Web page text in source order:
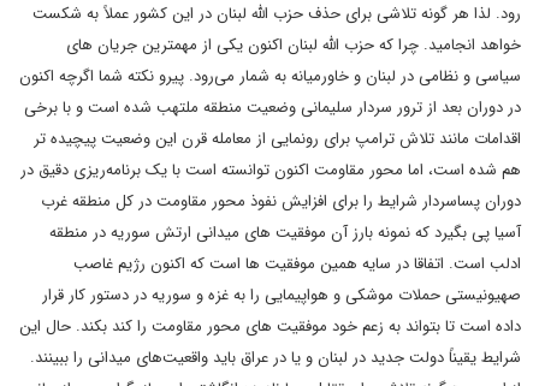
رود. لذا هر گونه تلاشی برای حذف حزب الله لبنان در این کشور عملاً به شکست
خواهد انجامید. چرا که حزب الله لبنان اکنون یکی از مهمترین جریان های
سیاسی و نظامی در لبنان و خاورمیانه به شمار می‌رود. پیرو نکته شما اگرچه اکنون
در دوران بعد از ترور سردار سلیمانی وضعیت منطقه ملتهب شده است و با برخی
اقدامات مانند تلاش ترامپ برای رونمایی از معامله قرن این وضعیت پیچیده تر
هم شده است، اما محور مقاومت اکنون توانسته است با یک برنامه‌ریزی دقیق در
دوران پساسردار شرایط را برای افزایش نفوذ محور مقاومت در کل منطقه غرب
آسیا پی بگیرد که نمونه بارز آن موفقیت های میدانی ارتش سوریه در منطقه
ادلب است. اتفاقا در سایه همین موفقیت ها است که اکنون رژیم غاصب
صهیونیستی حملات موشکی و هواپیمایی را به غزه و سوریه در دستور کار قرار
داده است تا بتواند به زعم خود موفقیت های محور مقاومت را کند بکند. حال این
شرایط یقیناً دولت جدید در لبنان و یا در عراق باید واقعیت‌های میدانی را ببینند.